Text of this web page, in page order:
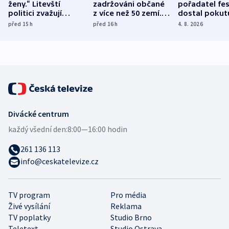
ženy.“ Litevští
politici zvažují
dohodu o
před 15h
zadržováni občané
z více než 50 zemí.
Bojovali na straně
před 16h
pořadatel
dostal
nekalé
4. 8. 2026
TV program
Pro média
Živé vysílání
Reklama
TV poplatky
Studio Brno
Divácké centrum
každý všední den:8:00—16:00 hodin
261 136 113
info@ceskatelevize.cz